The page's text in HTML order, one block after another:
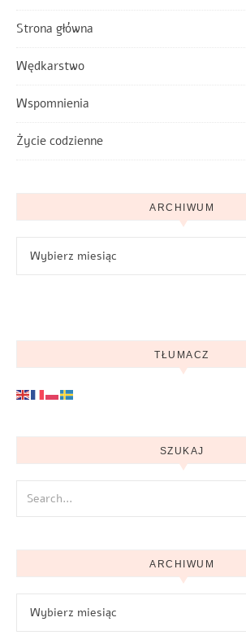
Strona główna
Wędkarstwo
Wspomnienia
Życie codzienne
ARCHIWUM
TŁUMACZ
SZUKAJ
ARCHIWUM